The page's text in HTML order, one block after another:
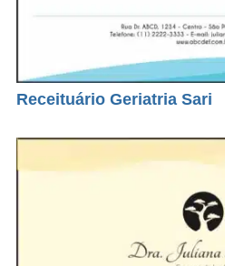
Receituário Geriatria Sari